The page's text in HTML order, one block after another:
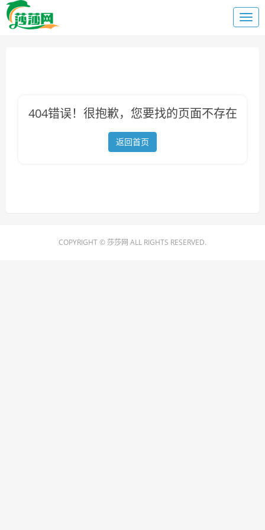
404错误！很抱歉，您要找的页面不存在
返回首页
COPYRIGHT © 莎莎网 ALL RIGHTS RESERVED.